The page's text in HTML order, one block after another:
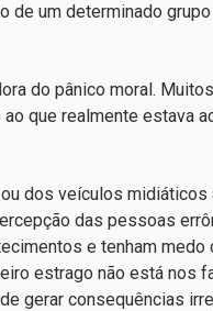
um determinado
do pânico moral.
que realmente estava
dos veículos
das pessoas
e tenham
estrago não está nos
gerar consequências